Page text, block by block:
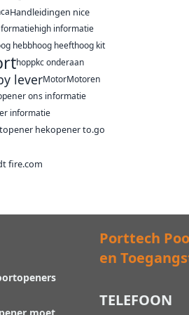
Handleidingen nice
high informatie
hebbhoog heefthoog kit
hoppkc onderaan
leverMotorMotoren
ons informatie
informatie
hekopener to.go
fire.com
Porttech
en
TELEFOON